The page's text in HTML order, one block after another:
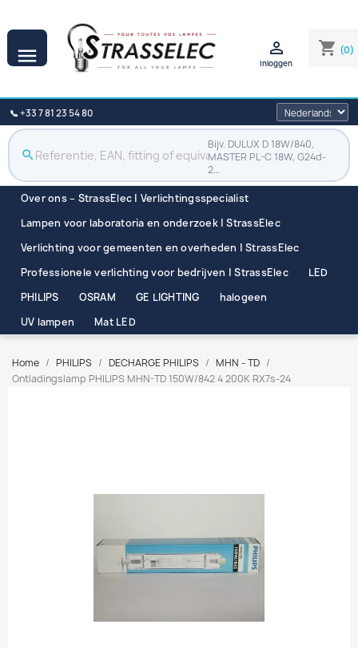
 shopping_cart (0)

Inloggen
📞 +33 7 81 23 54 80
search
Bijv. DULUX D 18W/840,
MASTER PL-C 18W, G24d-
2…
Over ons – StrassElec | Verlichtingsspecialist
Lampen voor laboratoria en onderzoek | StrassElec
Verlichting voor gemeenten en overheden | StrassElec
Professionele verlichting voor bedrijven | StrassElec
LED
PHILIPS
OSRAM GE LIGHTING
halogeen
UV lampen
Mat LED
Home PHILIPS DECHARGE PHILIPS
MHN - TD
Ontladingslamp PHILIPS MHN-TD 150W/842 4 200K RX7s-24